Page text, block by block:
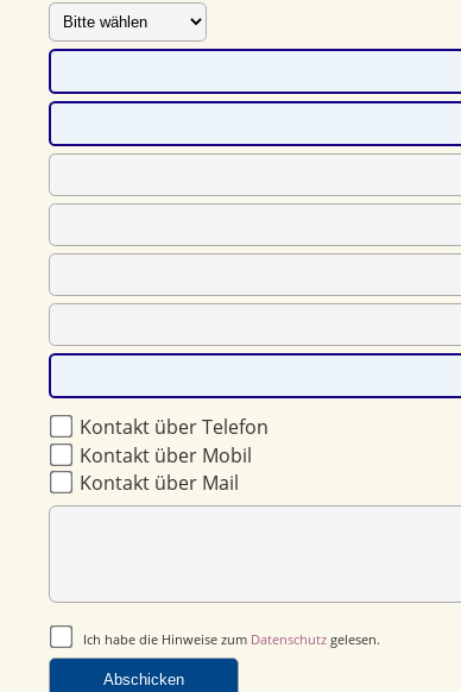
Kontakt über Telefon
Kontakt über Mobil
Kontakt über Mail
Ich habe die Hinweise zum Datenschutz gelesen.